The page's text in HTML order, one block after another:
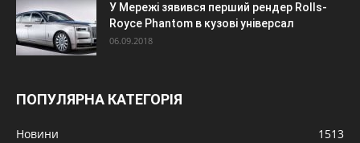
У Мережі зявився перший рендер Rolls-
Royce Phantom в кузові універсал
06.09.2018
ПОПУЛЯРНА КАТЕГОРІЯ
Новини
1513